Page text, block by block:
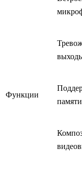
Функции
памяти